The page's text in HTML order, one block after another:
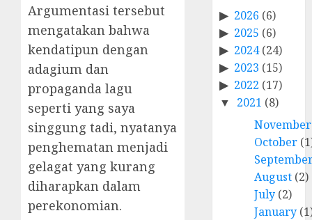
Argumentasi tersebut
mengatakan bahwa
kendatipun dengan
adagium dan
propaganda lagu
seperti yang saya
singgung tadi, nyatanya
penghematan menjadi
gelagat yang kurang
diharapkan dalam
perekonomian.
2026 (6)
2025 (6)
2024(24)
2023 (15)
2022 (17)
2021 (8)
November
October
August (2)
July (2)
January